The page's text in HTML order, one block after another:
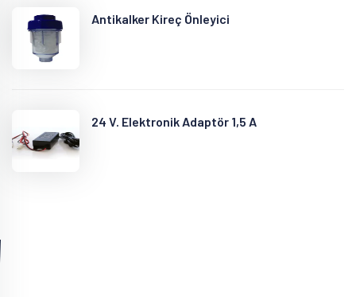
Antikalker Kireç Önleyici
24 V. Elektronik Adaptör 1,5 A